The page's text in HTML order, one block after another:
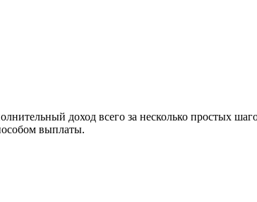
доход всего за несколько простых
выплаты.